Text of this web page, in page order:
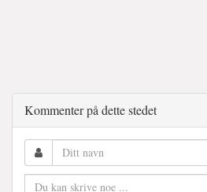
Kommenter på dette stedet